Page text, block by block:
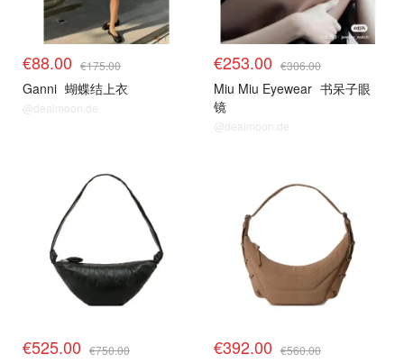
€88.00 €175.00
Ganni 蝴蝶结上衣
@dealmoon.de
€253.00 €306.00
Miu Miu Eyewear 书呆子眼
镜
@dealmoon.de
€525.00 €750.00 €392.00 €560.00